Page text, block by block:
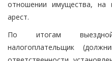
отношении имущества, на
арест.
По итогам
налогоплательщик